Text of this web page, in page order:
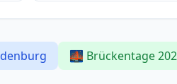
🌉 Brückentage